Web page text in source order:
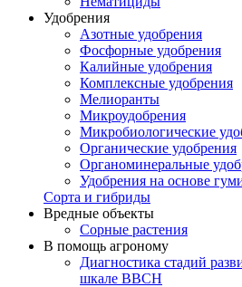
Удобрения
Азотные удобрения
Фосфорные удобрения
Калийные удобрения
Комплексные удобрения
Мелиоранты
Микроудобрения
Микробиологические
Органические удобрения
Органоминеральные
Удобрения на основе
Сорта и гибриды
Вредные объекты
Сорные растения
В помощь агроному
Диагностика стадий
шкале ВВСН